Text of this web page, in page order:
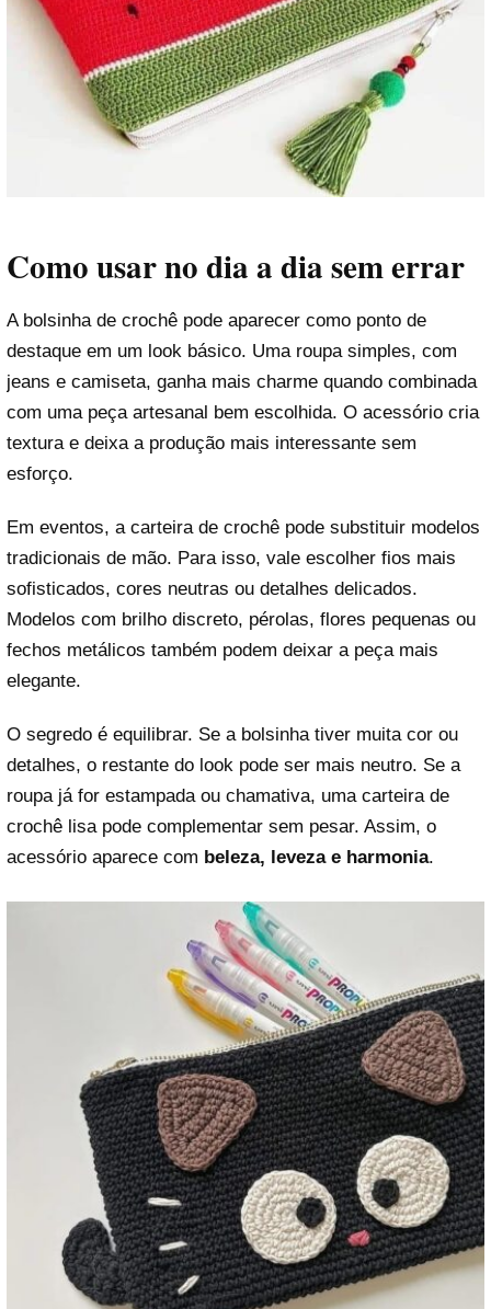
Como usar no dia a dia sem errar
A bolsinha de crochê pode aparecer como ponto de
destaque em um look básico. Uma roupa simples, com
jeans e camiseta, ganha mais charme quando combinada
com uma peça artesanal bem escolhida. O acessório cria
textura e deixa a produção mais interessante sem
esforço.
Em eventos, a carteira de crochê pode substituir modelos
tradicionais de mão. Para isso, vale escolher fios mais
sofisticados, cores neutras ou detalhes delicados.
Modelos com brilho discreto, pérolas, flores pequenas ou
fechos metálicos também podem deixar a peça mais
elegante.
O segredo é equilibrar. Se a bolsinha tiver muita cor ou
detalhes, o restante do look pode ser mais neutro. Se a
roupa já for estampada ou chamativa, uma carteira de
crochê lisa pode complementar sem pesar. Assim, o
acessório aparece com beleza, leveza e harmonia.